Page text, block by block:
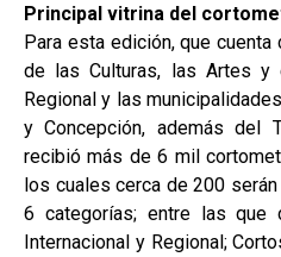
Principal vitrina del
Para esta edición, que
de las Culturas, las Artes y
Regional y las
y Concepción, además del
recibió más de 6 mil
los cuales cerca de 200
6 categorías; entre las que
Internacional y Regional;